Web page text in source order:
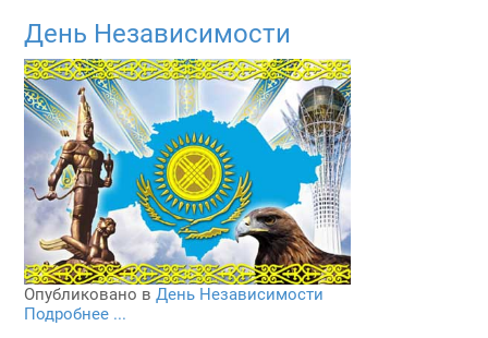
День Независимости
Опубликовано в День Независимости
Подробнее ...